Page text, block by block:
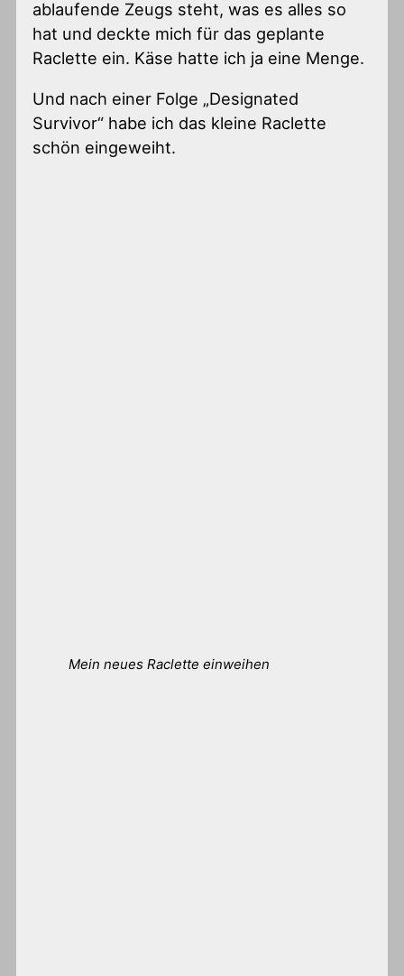
ablaufende Zeugs steht, was es alles so
hat und deckte mich für das geplante
Raclette ein. Käse hatte ich ja eine Menge.
Und nach einer Folge „Designated
Survivor“ habe ich das kleine Raclette
schön eingeweiht.
Mein neues Raclette einweihen